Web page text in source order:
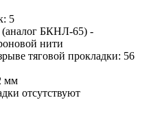
5
(аналог БКНЛ-65) -
нити
тяговой прокладки: 56
мм
отсутствуют